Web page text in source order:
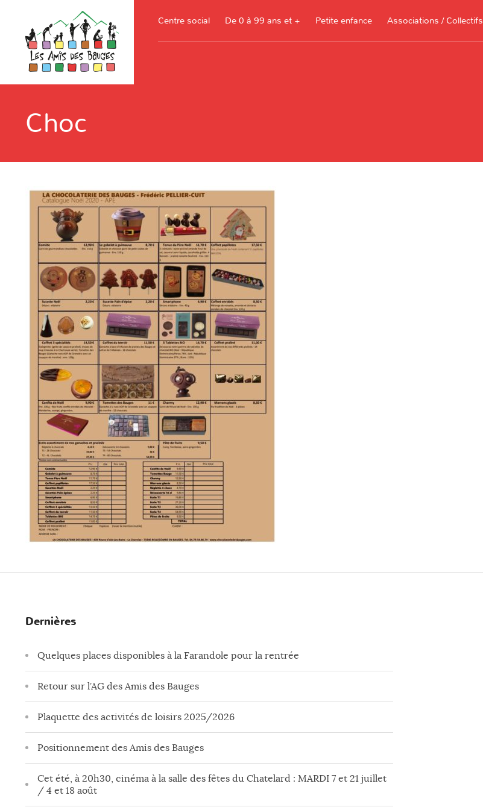
Centre social De 0 à 99 ans et + Petite enfance Associations / Collectifs
Choc
Dernières
Quelques places disponibles à la Farandole pour la rentrée
Retour sur l’AG des Amis des Bauges
Plaquette des activités de loisirs 2025/2026
Positionnement des Amis des Bauges
Cet été, à 20h30, cinéma à la salle des fêtes du Chatelard : MARDI 7 et 21 juillet
/ 4 et 18 août